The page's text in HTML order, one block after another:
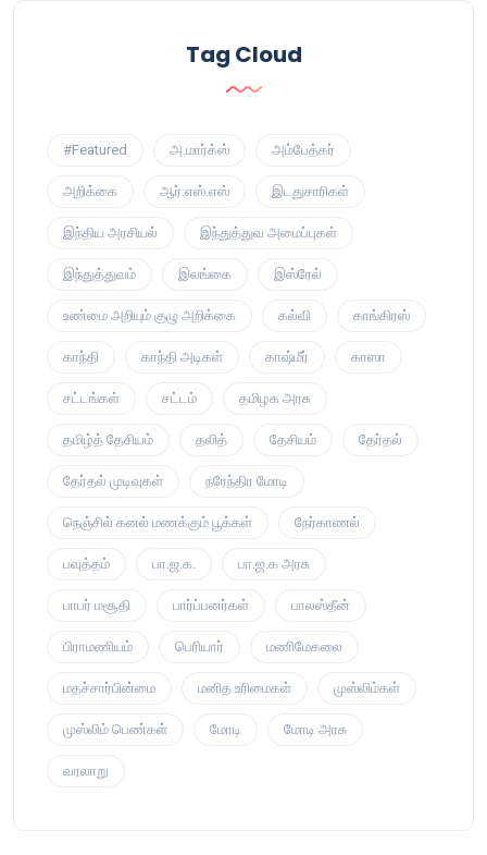
Tag Cloud
#Featured அ.மார்க்ஸ் அம்பேத்கர்
அறிக்கை ஆர்.எஸ்.எஸ் இடதுசாரிகள்
இந்திய அரசியல் இந்துத்துவ அமைப்புகள்
இந்துத்துவம் இலங்கை இஸ்ரேல்
உண்மை அறியும் குழு அறிக்கை கல்வி காங்கிரஸ்
காந்தி காந்தி அடிகள் காஷ்மீர் காஸா
சட்டங்கள் சட்டம் தமிழக அரசு
தமிழ்த் தேசியம் தலித் தேசியம் தேர்தல்
தேர்தல் முடிவுகள் நரேந்திர மோடி
நெஞ்சில் கனல் மணக்கும் பூக்கள் நேர்காணல்
பவுத்தம் பா.ஜ.க. பா.ஜ.க அரசு
பாபர் மசூதி பார்ப்பனர்கள் பாலஸ்தீன்
பிராமணியம் பெரியார் மணிமேகலை
மதச்சார்பின்மை மனித உரிமைகள் முஸ்லிம்கள்
முஸ்லிம் பெண்கள் மோடி மோடி அரசு
வரலாறு